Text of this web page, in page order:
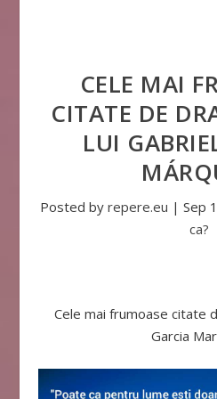
CELE MAI
CITATE DE
LUI
Posted by repere.eu | Sep
ca?
Cele mai frumoase citate
Garcia